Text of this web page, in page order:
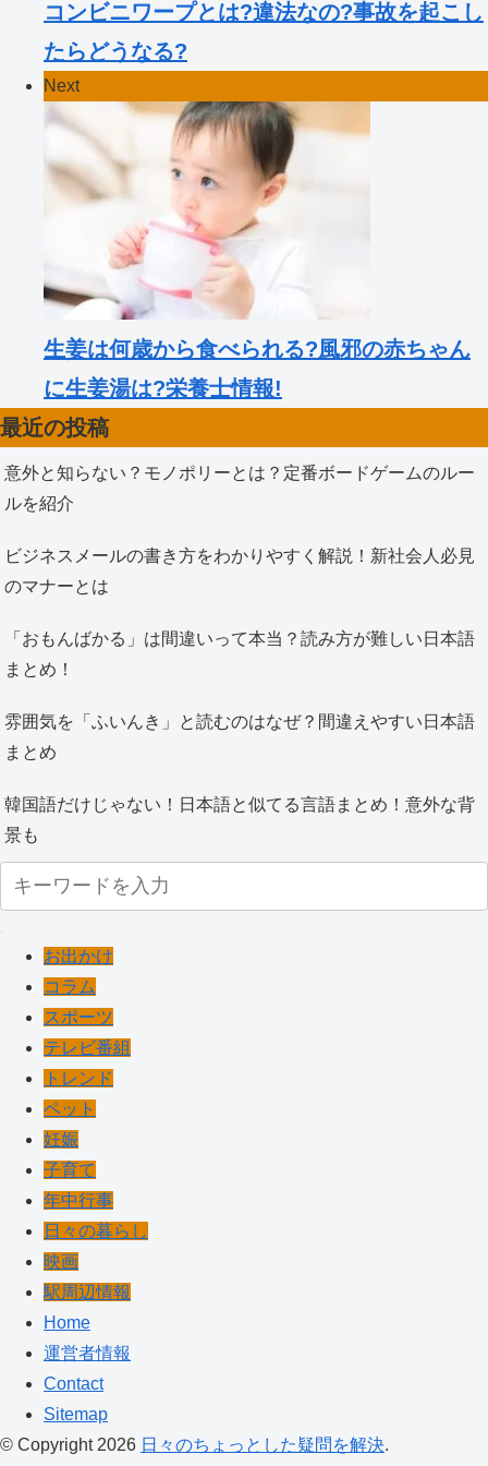
コンビニワープとは?違法なの?事故を起こし
たらどうなる?
Next
生姜は何歳から食べられる?風邪の赤ちゃん
に生姜湯は?栄養士情報!
最近の投稿
意外と知らない？モノポリーとは？定番ボードゲームのルー
ルを紹介
ビジネスメールの書き方をわかりやすく解説！新社会人必見
のマナーとは
「おもんばかる」は間違いって本当？読み方が難しい日本語
まとめ！
雰囲気を「ふいんき」と読むのはなぜ？間違えやすい日本語
まとめ
韓国語だけじゃない！日本語と似てる言語まとめ！意外な背
景も
お出かけ
コラム
スポーツ
テレビ番組
トレンド
ペット
妊娠
子育て
年中行事
日々の暮らし
映画
駅周辺情報
Home
運営者情報
Contact
Sitemap
© Copyright 2026 日々のちょっとした疑問を解決.